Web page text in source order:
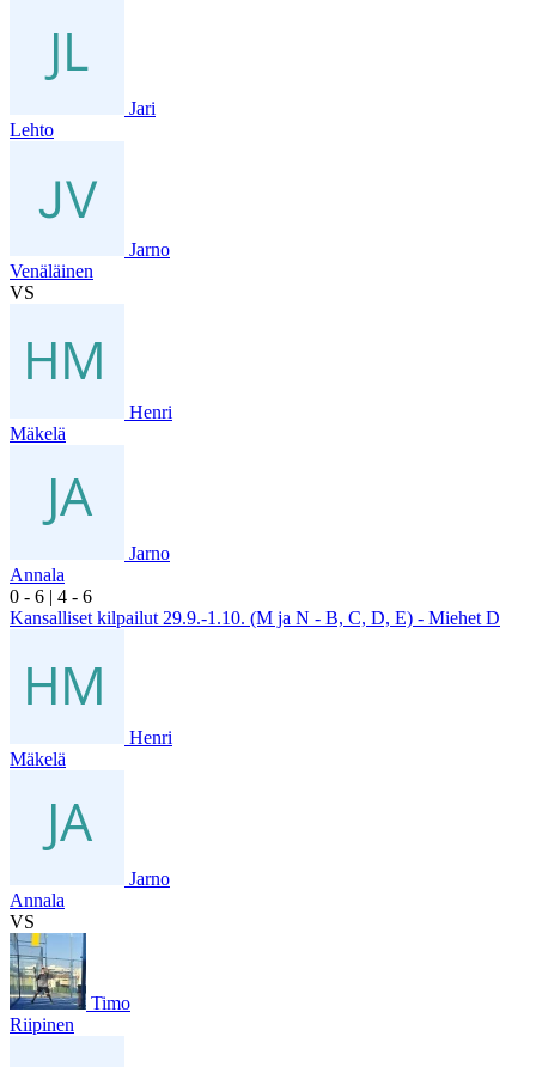
Jari
Lehto
Jarno
Venäläinen
VS
Henri
Mäkelä
Jarno
Annala
0 - 6 | 4 - 6
Kansalliset kilpailut 29.9.-1.10. (M ja N - B, C, D, E) - Miehet D
Henri
Mäkelä
Jarno
Annala
VS
Timo
Riipinen